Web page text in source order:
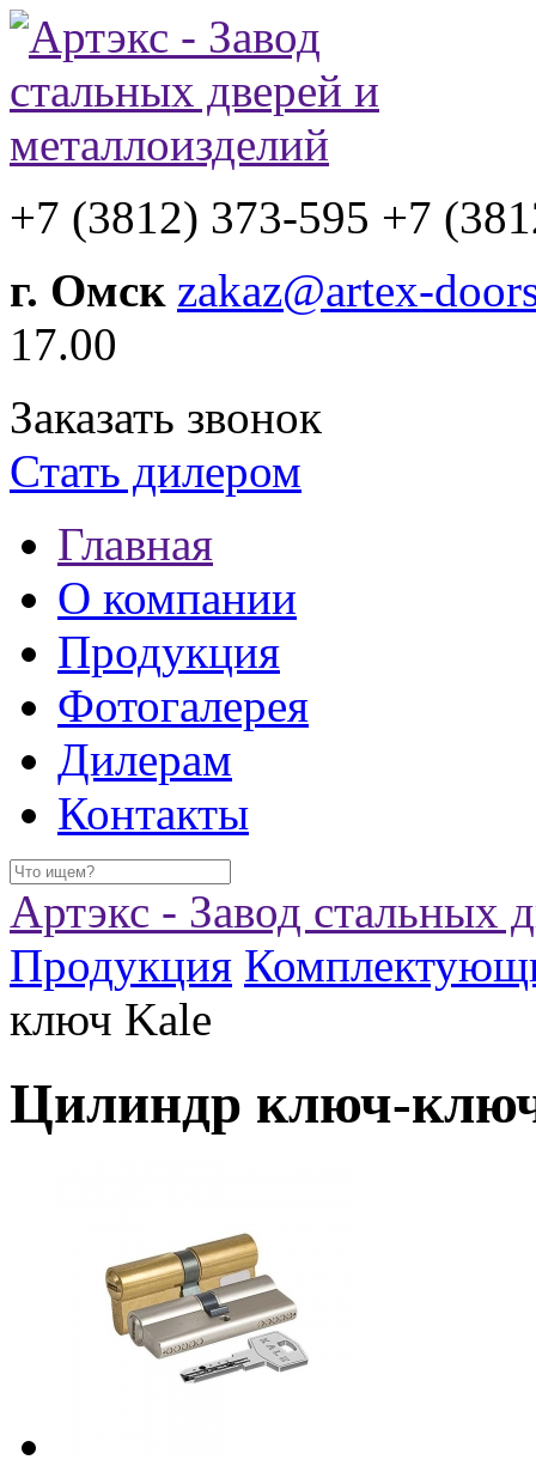
+7 (3812) 373-595 +7
г. Омск zakaz@artex-
17.00
Заказать звонок
Стать дилером
Главная
О компании
Продукция
Фотогалерея
Дилерам
Контакты
Артэкс - Завод стальных
Продукция
ключ Kale
Цилиндр ключ-